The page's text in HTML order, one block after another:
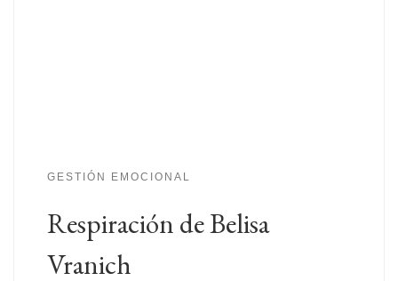
GESTIÓN EMOCIONAL
Respiración de Belisa
Vranich